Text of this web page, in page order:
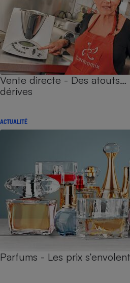
Vente directe - Des atouts…
dérives
ACTUALITÉ
Parfums - Les prix s’envolent